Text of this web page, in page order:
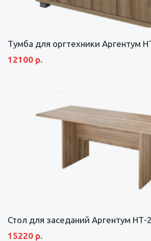
Тумба для оргтехники Аргентум
12100 р.
Стол для заседаний Аргентум НТ-
15220 р.